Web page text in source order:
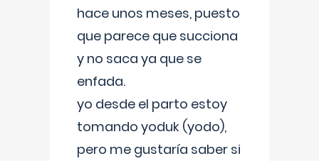
hace unos meses, puesto
que parece que succiona
y no saca ya que se
enfada.
yo desde el parto estoy
tomando yoduk (yodo),
pero me gustaría saber si